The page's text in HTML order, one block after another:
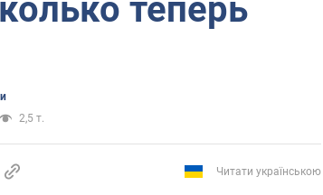
теперь
2,5 т.
Читати українською